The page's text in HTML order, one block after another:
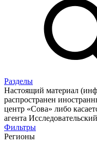
Разделы
Настоящий материал
распространен
центр «Сова» либо
агента
Фильтры
Регионы